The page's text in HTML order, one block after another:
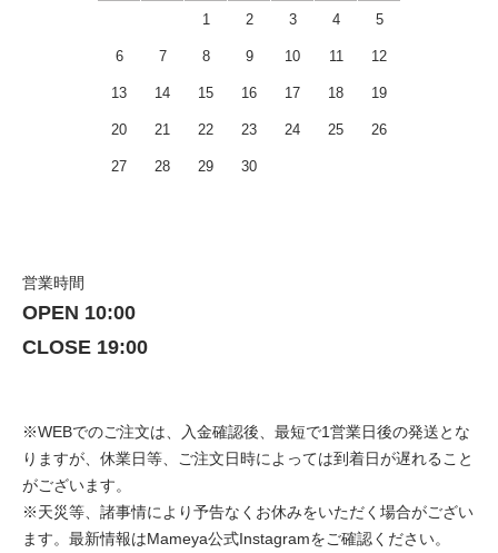
1 2 3 4 5
6 7 8 9 10 11 12
13 14 15 16 17 18 19
20 21 22 23 24 25 26
27 28 29 30
営業時間
OPEN 10:00
CLOSE 19:00
※WEBでのご注文は、入金確認後、最短で1営業日後の発送とな
りますが、休業日等、ご注文日時によっては到着日が遅れること
がございます。
※天災等、諸事情により予告なくお休みをいただく場合がござい
ます。最新情報はMameya公式Instagramをご確認ください。